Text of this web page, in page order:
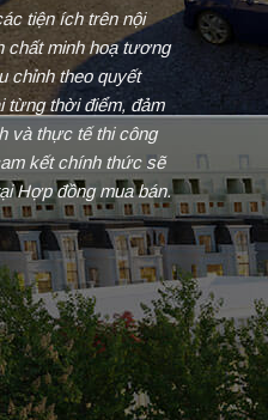
tiện ích trên nội
chất minh hoạ tương
chỉnh theo quyết
từng thời điểm, đảm
và thực tế thi công
kết chính thức sẽ
Hợp đồng mua bán.